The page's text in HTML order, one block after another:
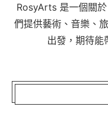
RosyArts 是一個關
們提供藝術、音樂、
出發，期待能